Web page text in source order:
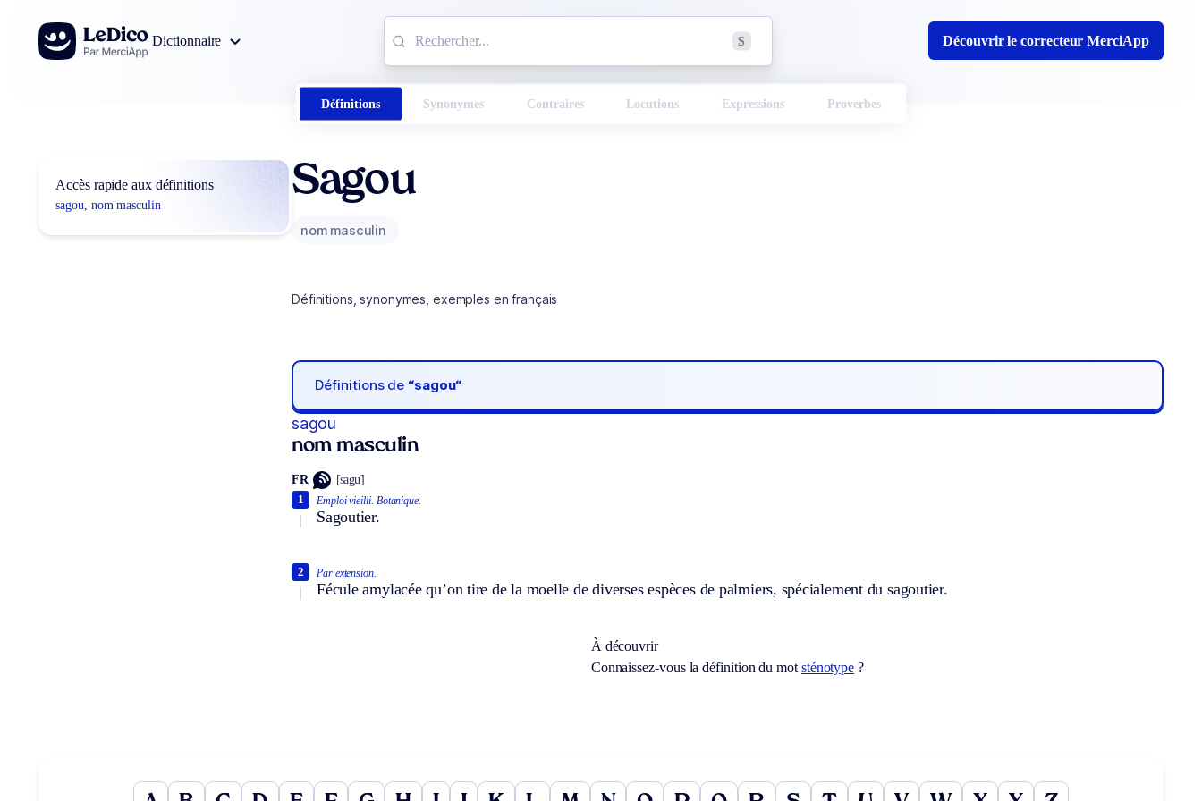
Aller au contenu
Dictionnaire
S Découvrir le correcteur MerciApp
Définitions Synonymes Contraires Locutions Expressions Proverbes
Accès rapide aux définitions
sagou, nom masculin
Sagou
nom masculin
Définitions, synonymes, exemples en français
Définitions de “sagou“
sagou
nom masculin
FR [sagu]
Emploi vieilli. Botanique.
Sagoutier.
1
Par extension.
Fécule amylacée qu’on tire de la moelle de diverses espèces de palmiers, spécialement du sagoutier.
2
À découvrir
Connaissez-vous la définition du mot sténotype ?